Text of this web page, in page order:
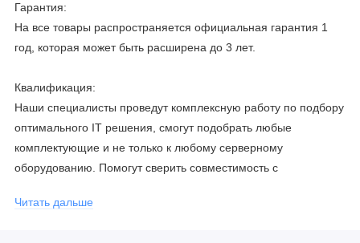
Гарантия:
На все товары распространяется официальная гарантия 1
год, которая может быть расширена до 3 лет.
Квалификация:
Наши специалисты проведут комплексную работу по подбору
оптимального IT решения, смогут подобрать любые
комплектующие и не только к любому серверному
оборудованию. Помогут сверить совместимость с
официальными производителями и проводим регулярное
Читать дальше